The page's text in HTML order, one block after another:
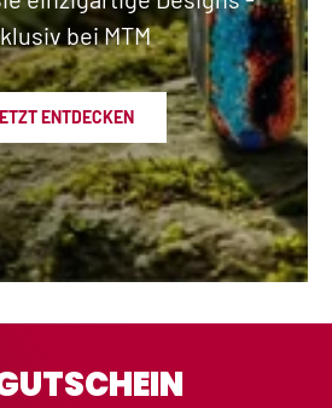
bei MTM
ENTDECKEN